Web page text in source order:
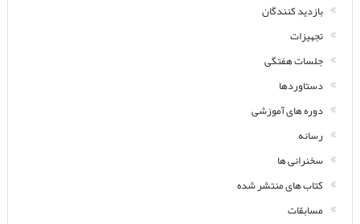
بازدید کنندگان
تجهیزات
جلسات هفتگی
دستاوردها
دوره های آموزشی
رسانه
سخنرانی ها
کتاب های منتشر شده
مسابقات